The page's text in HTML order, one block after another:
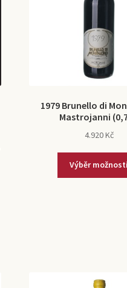
1979 Brunello di
Mastrojanni
4.920Kč
Výběr